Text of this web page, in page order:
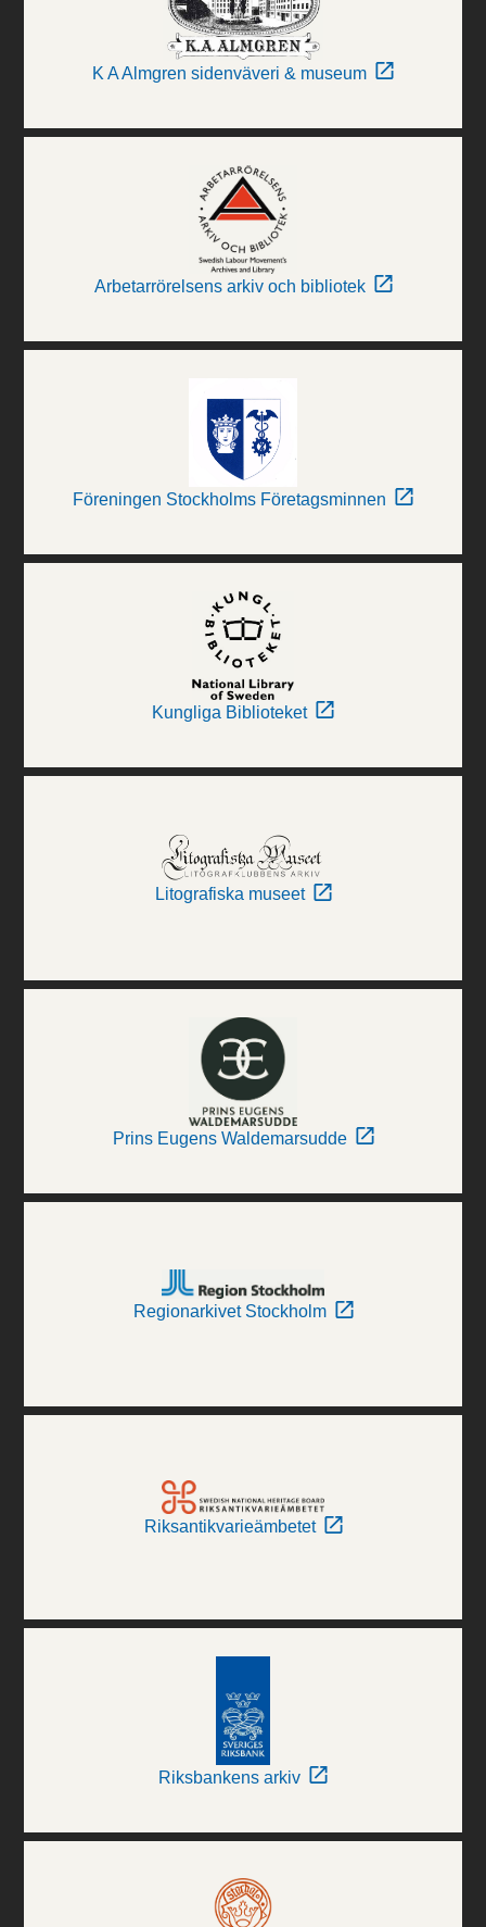
K A Almgren sidenväveri & museum
Arbetarrörelsens arkiv och bibliotek
Föreningen Stockholms Företagsminnen
Kungliga Biblioteket
Litografiska museet
Prins Eugens Waldemarsudde
Regionarkivet Stockholm
Riksantikvarieämbetet
Riksbankens arkiv